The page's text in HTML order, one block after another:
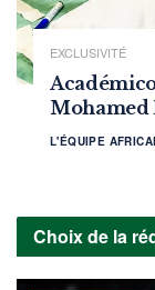
EXCLUSIVITÉ
L'ÉQUIPE
Choix de la